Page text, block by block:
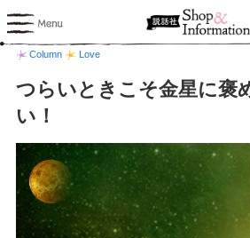
Column Love
つらいときこそ金星に褒
い！